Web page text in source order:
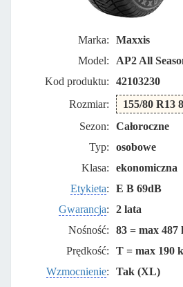
Marka:
Maxxis
Model:
AP2 All
Kod produktu:
42103230
Rozmiar:
Sezon:
Całoroczne
Typ:
osobowe
Klasa:
ekonomiczna
Etykieta:
E B 69dB
Gwarancja:
2 lata
Nośność:
83 = max 487
Prędkość:
T = max 190
Wzmocnienie:
Tak (XL)